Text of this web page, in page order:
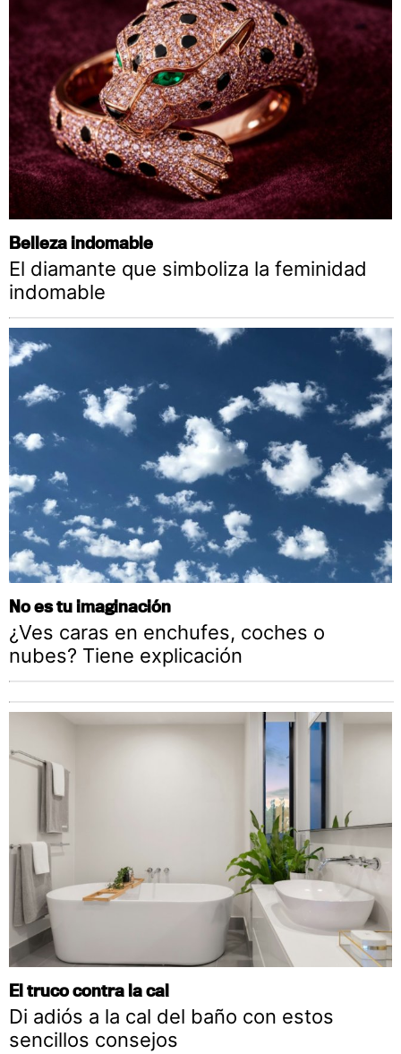
Belleza indomable
El diamante que simboliza la feminidad
indomable
No es tu imaginación
¿Ves caras en enchufes, coches o
nubes? Tiene explicación
El truco contra la cal
Di adiós a la cal del baño con estos
sencillos consejos